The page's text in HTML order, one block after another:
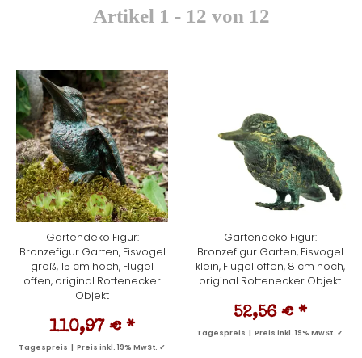
Artikel 1 - 12 von 12
Gartendeko Figur:
Bronzefigur Garten, Eisvogel
groß, 15 cm hoch, Flügel
offen, original Rottenecker
Objekt
110,97 € *
Tagespreis | Preis inkl. 19% MwSt. ✓
Gartendeko Figur:
Bronzefigur Garten, Eisvogel
klein, Flügel offen, 8 cm hoch,
original Rottenecker Objekt
52,56 € *
Tagespreis | Preis inkl. 19% MwSt. ✓